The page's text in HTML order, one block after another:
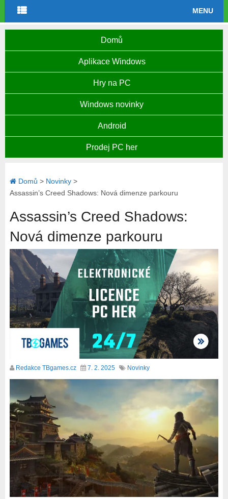
MENU
Domů
Aplikace Windows
Hry na PC
Windows novinky
Android
Prodej PC her
Domů > Novinky>
Assassin’s Creed Shadows: Nová dimenze parkouru
Assassin’s Creed Shadows:
Nová dimenze parkouru
Redakce TBgames.cz 7. 2. 2025 Novinky